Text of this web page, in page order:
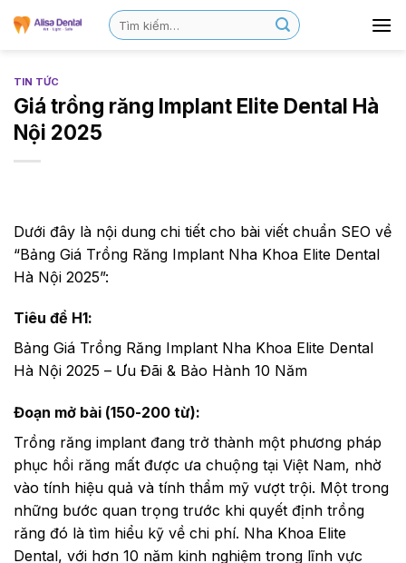
TIN TỨC
Giá trồng răng Implant Elite Dental Hà
Nội 2025
Dưới đây là nội dung chi tiết cho bài viết chuẩn SEO về
“Bảng Giá Trồng Răng Implant Nha Khoa Elite Dental
Hà Nội 2025”:
Tiêu đề H1:
Bảng Giá Trồng Răng Implant Nha Khoa Elite Dental
Hà Nội 2025 – Ưu Đãi & Bảo Hành 10 Năm
Đoạn mở bài (150-200 từ):
Trồng răng implant đang trở thành một phương pháp
phục hồi răng mất được ưa chuộng tại Việt Nam, nhờ
vào tính hiệu quả và tính thẩm mỹ vượt trội. Một trong
những bước quan trọng trước khi quyết định trồng
răng đó là tìm hiểu kỹ về chi phí. Nha Khoa Elite
Dental, với hơn 10 năm kinh nghiệm trong lĩnh vực